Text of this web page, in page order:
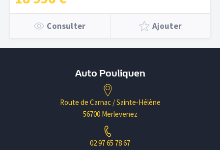
Consulter Ajouter
Auto Pouliquen
Route de Carnac / Sainte-Hélène
56700 Merlevenez
02 97 65 78 67